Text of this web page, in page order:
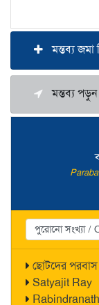
ছোটদের পরবাস
Satyajit Ray
মন্তব্য
মন্তব্য